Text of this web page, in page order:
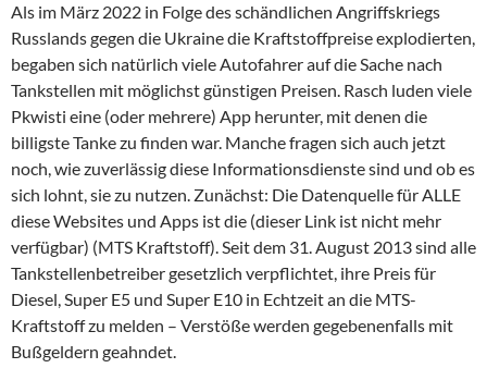
Als im März 2022 in Folge des schändlichen Angriffskriegs
Russlands gegen die Ukraine die Kraftstoffpreise explodierten,
begaben sich natürlich viele Autofahrer auf die Sache nach
Tankstellen mit möglichst günstigen Preisen. Rasch luden viele
Pkwisti eine (oder mehrere) App herunter, mit denen die
billigste Tanke zu finden war. Manche fragen sich auch jetzt
noch, wie zuverlässig diese Informationsdienste sind und ob es
sich lohnt, sie zu nutzen. Zunächst: Die Datenquelle für ALLE
diese Websites und Apps ist die (dieser Link ist nicht mehr
verfügbar) (MTS Kraftstoff). Seit dem 31. August 2013 sind alle
Tankstellenbetreiber gesetzlich verpflichtet, ihre Preis für
Diesel, Super E5 und Super E10 in Echtzeit an die MTS-
Kraftstoff zu melden – Verstöße werden gegebenenfalls mit
Bußgeldern geahndet.